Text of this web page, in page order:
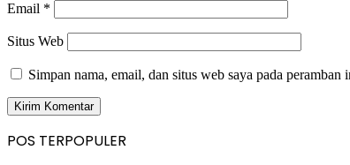
Email *
Situs Web
Simpan nama, email, dan situs web saya pada
POS TERPOPULER